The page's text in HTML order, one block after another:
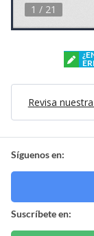
Revisa
Síguenos en:
Suscríbete en: